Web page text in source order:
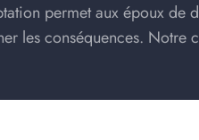
permet aux époux de
les conséquences. Notre